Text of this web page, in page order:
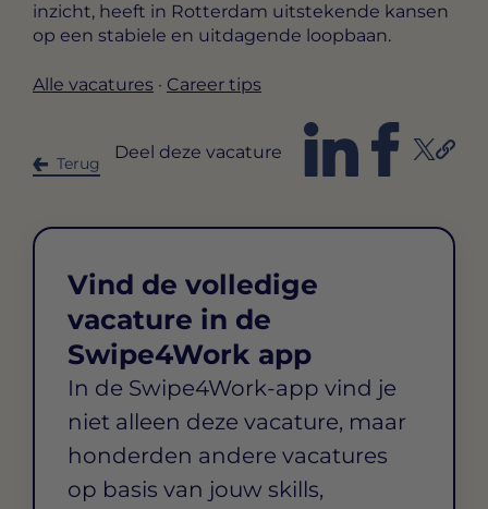
inzicht, heeft in Rotterdam uitstekende kansen
op een stabiele en uitdagende loopbaan.
Alle vacatures · Career tips
Terug
Deel deze vacature
Vind de volledige
vacature in de
Swipe4Work app
In de Swipe4Work-app vind je
niet alleen deze vacature, maar
honderden andere vacatures
op basis van jouw skills,